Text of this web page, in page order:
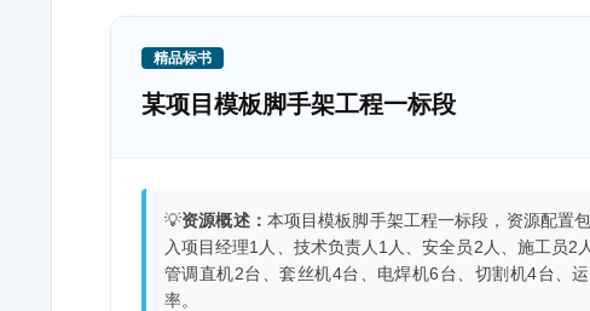
精品标书
某项目模板脚手架工程一标段
💡资源概述： 本项目模板脚手架工程一标段，资源配置
入项目经理1人、技术负责人1人、安全员2人、施工员
管调直机2台、套丝机4台、电焊机6台、切割机4台、
率。